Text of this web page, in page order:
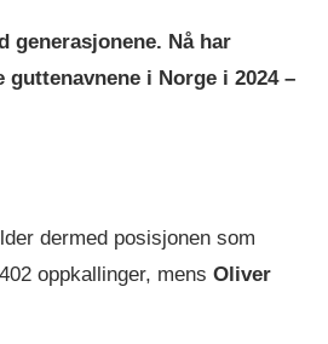
generasjonene. Nå har
i Norge i 2024 –
dermed posisjonen som
oppkallinger, mens Oliver